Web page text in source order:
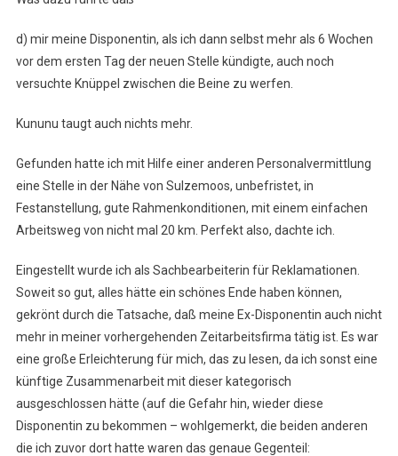
d) mir meine Disponentin, als ich dann selbst mehr als 6 Wochen
vor dem ersten Tag der neuen Stelle kündigte, auch noch
versuchte Knüppel zwischen die Beine zu werfen.
Kununu taugt auch nichts mehr.
Gefunden hatte ich mit Hilfe einer anderen Personalvermittlung
eine Stelle in der Nähe von Sulzemoos, unbefristet, in
Festanstellung, gute Rahmenkonditionen, mit einem einfachen
Arbeitsweg von nicht mal 20 km. Perfekt also, dachte ich.
Eingestellt wurde ich als Sachbearbeiterin für Reklamationen.
Soweit so gut, alles hätte ein schönes Ende haben können,
gekrönt durch die Tatsache, daß meine Ex-Disponentin auch nicht
mehr in meiner vorhergehenden Zeitarbeitsfirma tätig ist. Es war
eine große Erleichterung für mich, das zu lesen, da ich sonst eine
künftige Zusammenarbeit mit dieser kategorisch
ausgeschlossen hätte (auf die Gefahr hin, wieder diese
Disponentin zu bekommen – wohlgemerkt, die beiden anderen
die ich zuvor dort hatte waren das genaue Gegenteil: